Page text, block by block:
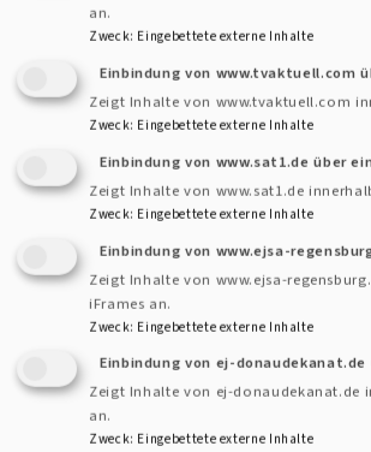
Am Freitag den 13.09. um 17.00
Deggendorfer
Viele Gemeindemitglieder,
dass Carsten Wiedemann-Hohl
Dekanatskantor in Deggendorf
Zunächst wurde aber einmal
die in der Vakanzzeit, die
geprägt und aufrecht erhalten
Neben dem Leiter der Kantorei
Posaunenchores, kamen da
andere zusammen. Mit
wurde hier dem Engagement
an.
Zweck: Eingebettete externe Inhalte
Einbindung von www.tvaktuell.com
Zeigt Inhalte von www.tvaktuell.com
Zweck: Eingebettete externe Inhalte
Einbindung von www.sat1.de über
Zeigt Inhalte von www.sat1.de
Zweck: Eingebettete externe Inhalte
Einbindung von www.ejsa-
Zeigt Inhalte von www.ejsa-
iFrames an.
Zweck: Eingebettete externe Inhalte
Einbindung von ej-donaudekanat.de
Zeigt Inhalte von ej-donaudekanat.de
an.
Zweck: Eingebettete externe Inhalte